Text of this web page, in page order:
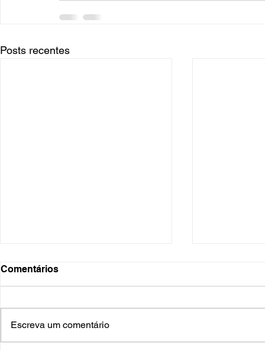
Posts recentes
Comentários
Escreva um comentário